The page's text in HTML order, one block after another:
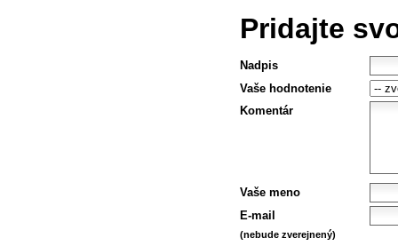
Pridajte
Nadpis
Vaše hodnotenie
Komentár
Vaše meno
E-mail
(nebude zverejnený)